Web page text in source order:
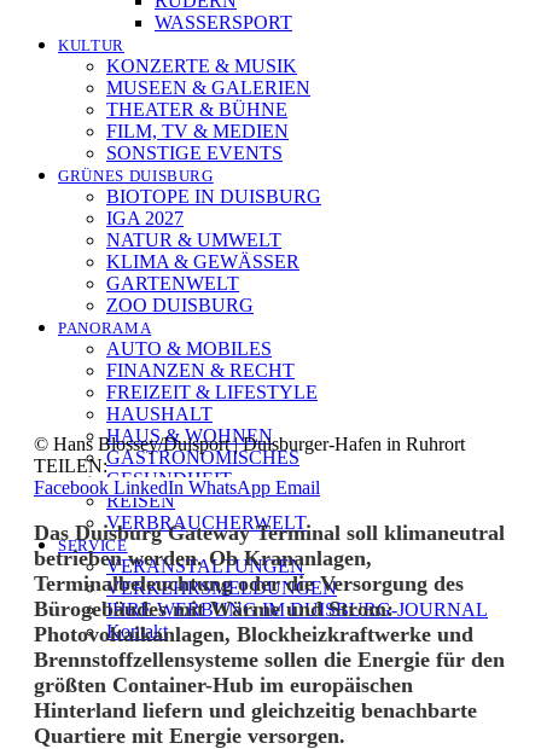
WASSERSPORT
KULTUR
KONZERTE & MUSIK
MUSEEN & GALERIEN
THEATER & BÜHNE
FILM, TV & MEDIEN
SONSTIGE EVENTS
GRÜNES DUISBURG
BIOTOPE IN DUISBURG
IGA 2027
NATUR & UMWELT
KLIMA & GEWÄSSER
GARTENWELT
ZOO DUISBURG
PANORAMA
AUTO & MOBILES
FINANZEN & RECHT
FREIZEIT & LIFESTYLE
HAUSHALT
HAUS & WOHNEN
GASTRONOMISCHES
GESUNDHEIT
REISEN
VERBRAUCHERWELT
SERVICE
VERANSTALTUNGEN
VERKEHRSMELDUNGEN
IHRE WERBUNG IM DUISBURG-JOURNAL
Kontakt
© Hans Blossey/Duisport | Duisburger-Hafen in Ruhrort
TEILEN:
Facebook LinkedIn WhatsApp Email
Das Duisburg Gateway Terminal soll klimaneutral
betrieben werden. Ob Krananlagen,
Terminalbeleuchtung oder die Versorgung des
Bürogebäudes mit Wärme und Strom:
Photovoltaikanlagen, Blockheizkraftwerke und
Brennstoffzellensysteme sollen die Energie für den
größten Container-Hub im europäischen
Hinterland liefern und gleichzeitig benachbarte
Quartiere mit Energie versorgen.